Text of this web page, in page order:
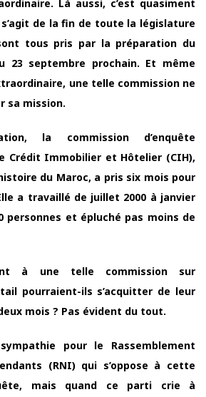
Là aussi, c’est quasiment
s’agit de la fin de toute la législature
tous pris par la préparation du
23 septembre prochain. Et même
une telle commission ne
sa mission.
la commission d’enquête
Crédit Immobilier et Hôtelier (CIH),
du Maroc, a pris six mois pour
a travaillé de juillet 2000 à janvier
personnes et épluché pas moins de
à une telle commission sur
pourraient-ils s’acquitter de leur
mois ? Pas évident du tout.
pour le Rassemblement
(RNI) qui s’oppose à cette
mais quand ce parti crie à